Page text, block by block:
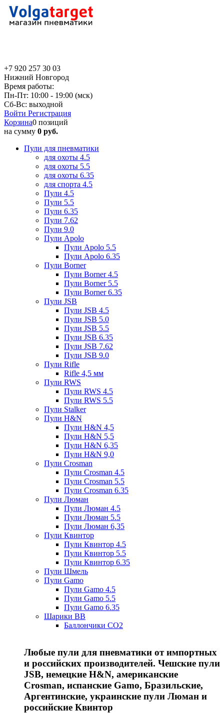
+7 920 257 30 03
Нижний Новгород
Время работы:
Пн-Пт: 10:00 - 19:00 (мск)
Сб-Вс: выходной
Войти Регистрация
Корзина0 позиций
на сумму 0 руб.
Пули для пневматики
для охоты 4.5
для охоты 5.5
для охоты 6.35
для спорта 4.5
Пули 4.5
Пули 5.5
Пули 6.35
Пули 7.62
Пули 9.0
Пули Apolo
Пули Apolo 5.5
Пули Apolo 6.35
Пули Borner
Пули Borner 4.5
Пули Borner 5.5
Пули Borner 6.35
Пули JSB
Пули JSB 4.5
Пули JSB 5.0
Пули JSB 5.5
Пули JSB 6.35
Пули JSB 7.62
Пули JSB 9.0
Пули Rifle
Rifle 4,5 мм
Пули RWS
Пули RWS 4.5
Пули RWS 5.5
Пули Stalker
Пули H&N
Пули H&N 4,5
Пули H&N 5,5
Пули H&N 6,35
Пули H&N 9,0
Пули Crosman
Пули Crosman 4.5
Пули Crosman 5.5
Пули Crosman 6.35
Пули Люман
Пули Люман 4.5
Пули Люман 5.5
Пули Люман 6,35
Пули Квинтор
Пули Квинтор 4.5
Пули Квинтор 5.5
Пули Квинтор 6.35
Пули Шмель
Пули Gamo
Пули Gamo 4.5
Пули Gamo 5.5
Пули Gamo 6.35
Шарики BB
Баллончики CO2
Любые пули для пневматики от импортных
и российских производителей. Чешские пули
JSB, немецкие H&N, американские
Crosman, испанские Gamo, Бразильские,
Аргентинские, украинские пули Люман и
российские Квинтор